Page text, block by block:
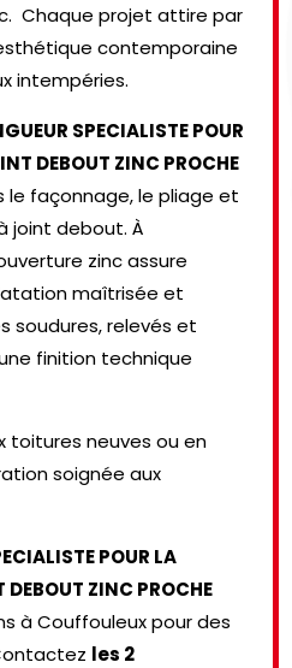
Chaque projet attire par
contemporaine
intempéries.
SPECIALISTE POUR
DEBOUT ZINC PROCHE
le façonnage, le pliage et
joint debout. À
zinc assure
maîtrisée et
soudures, relevés et
finition technique
toitures neuves ou en
soignée aux
POUR LA
DEBOUT ZINC PROCHE
à Couffouleux pour des
les 2